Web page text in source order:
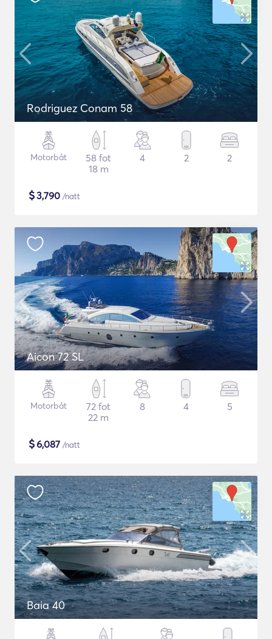
Rodriguez Conam 58
Motorbåt
58 fot
18 m
4 2 2
$3,790 /natt
Aicon 72 SL
Motorbåt
72 fot
22 m
8 4 5
$6,087 /natt
Baia 40